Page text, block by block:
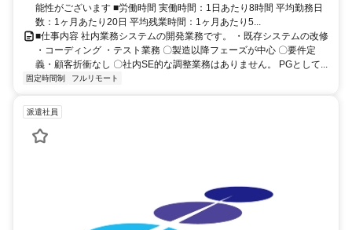
能性がございます ■労働時間 実働時間：1日あたり8時間 平均勤務日
数：1ヶ月あたり20日 平均残業時間：1ヶ月あたり5...
■仕事内容 社内業務システムの開発業務です。 ・既存システムの改修
・コーディング ・テスト業務 〇製造以降フェーズが中心 〇要件定
義・顧客折衝なし 〇社内SE的な調整業務はありません。 PGとして...
固定時間制 フルリモート
派遣社員